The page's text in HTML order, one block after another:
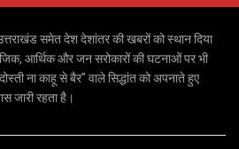
उत्तराखंड समेत देश देशांतर की खबरों को स्थान दिया
आर्थिक और जन सरोकारों की घटनाओं पर भी
ना काहू से बैर" वाले सिद्धांत को अपनाते हुए
जारी रहता है।